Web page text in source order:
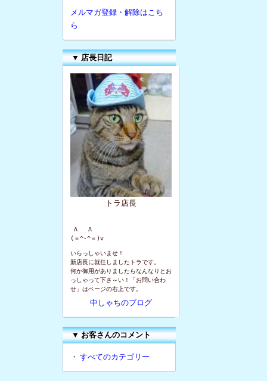
メルマガ登録・解除はこち
ら
▼ 店長日記
トラ店長
Λ   Λ
(＝^-^＝)v
いらっしゃいませ！
新店長に就任しましたトラです。
何か御用がありましたらなんなりとお
っしゃって下さ～い！「お問い合わ
せ」はページの右上です。
中しゃちのブログ
▼お客さんのコメント
・ すべてのカテゴリー